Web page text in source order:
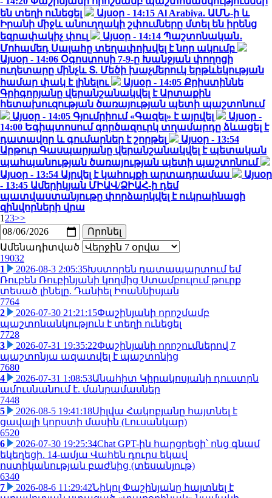
են տեղի ունեցել
Այսօր - 14:15 Al Arabiya. ԱՄՆ-ի և
Իրանի միջև անուղղակի շփումները մտել են իրենց
եզրափակիչ փուլ
Այսօր - 14:14 Պաշտոնական․
Մոհամեդ Սալահը տեղափոխվել է նոր ակումբ
Այսօր - 14:06 Օգոստոսի 7-9-ը Խանջյան փողոցի
ուղետարը մինչև Տ. Մեծի խաչմերուկ երթևեկության
համար փակ է լինելու
Այսօր - 14:05 Քրիստիննե
Գրիգորյանը վերանշանակվել է Արտաքին
հետախուզության ծառայության պետի պաշտոնում
Այսօր - 14:05 Գյումրիում «Գազել» է այրվել
Այսօր -
14:00 Եգիպտոսում գործազուրկ տղամարդը ձևացել է
դատավոր և գումարներ է շորթել
Այսօր - 13:54
Արթուր Գասպարյանը վերանշանակվել է պետական
պահպանության ծառայության պետի պաշտոնում
Այսօր - 13:54 Այրվել է կահույքի արտադրամաս
Այսօր
- 13:45 Ամերիկյան ՄԻԱՎ/ՁԻԱՀ-ի դեմ
պատվաստանյութը փորձարկվել է ուկրաինացի
զինվորների վրա
1 23>>
Ամենադիտված
19032
1
2026-08-3 2:05:35Խստորեն դատապարտում եմ
Ռուբեն Ռուբինյանի կողմից Ստամբուլում թուրք
տեսած լինելը. Դանիել Իոաննիսյան
7764
2
2026-07-30 21:21:15Փաշինյանի որոշմամբ
պաշտոնանկություն է տեղի ունեցել
7728
3
2026-07-31 19:35:22Փաշինյանի որոշումներով 7
պաշտոնյա ազատվել է պաշտոնից
7680
4
2026-07-31 1:08:53Անահիտ Կիրակոսյանի դուստրն
ամուսնանում է. մանրամասներ
7448
5
2026-08-5 19:41:18Սիլվա Հակոբյանը հայտնել է
ցավալի կորստի մասին (Լուսանկար)
6520
6
2026-07-30 19:25:34Chat GPT-ին հարցրեցի՝ ոնց գնամ
եկեղեցի. 14-ամյա Վահեն դուրս եկավ
ոստիկանության բաժնից (տեսանյութ)
6340
7
2026-08-6 11:29:42Նիկոլ Փաշինյանը հայտնել է